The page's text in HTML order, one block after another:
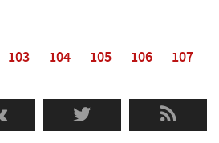
103 104 105 106 107